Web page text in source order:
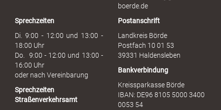
u
h
boerde.de
Sprechzeiten
Di. 9:00 - 12:00 und 13:00 -
18:00 Uhr
Do. 9:00 - 12:00 und 13:00 -
16:00 Uhr
oder nach Vereinbarung
Sprechzeiten
Straßenverkehrsamt
Postanschrift
Landkreis Börde
Postfach 10 01 53
39331 Haldensleben
Bankverbindung
Kreissparkasse Börde
IBAN: DE96 8105 5000 3400
0053 54